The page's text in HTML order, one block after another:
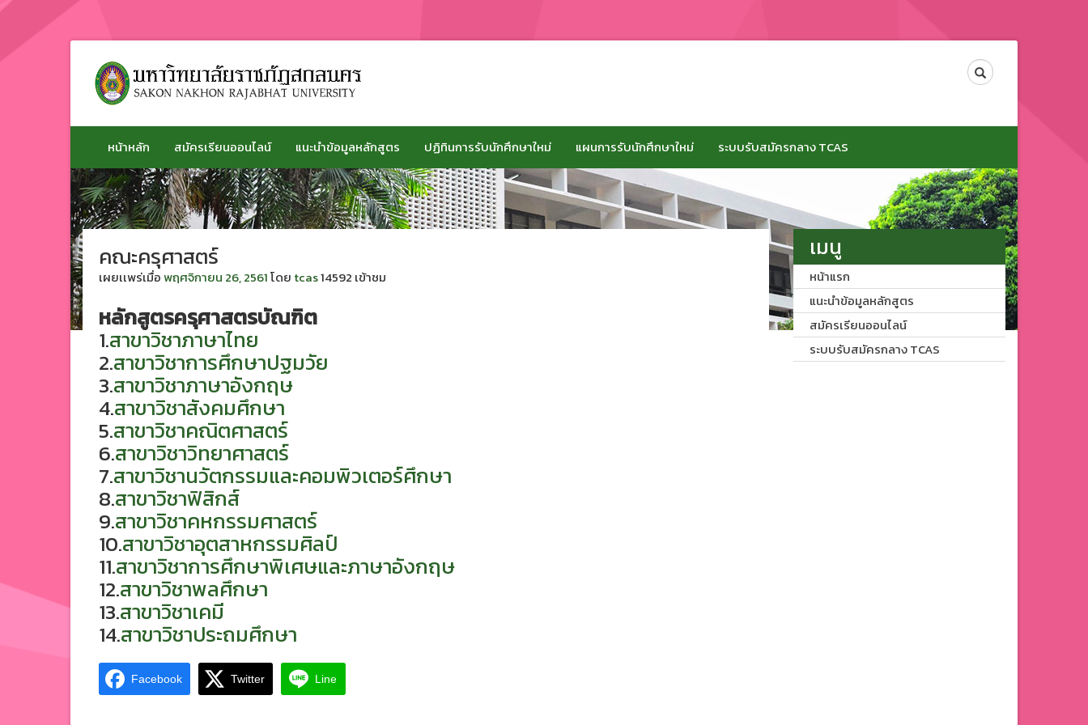
เนื้อหา
Search
หน้าหลัก สมัครเรียนออนไลน์ แนะนำข้อมูลหลักสูตร ปฏิทินการรับนักศึกษาใหม่ แผนการรับนักศึกษาใหม่ ระบบรับสมัครกลาง TCAS
คณะครุศาสตร์
เผยเเพร่เมื่อพฤศจิกายน 26, 2561โดย tcas14592 เข้าชม
หลักสูตรครุศาสตรบัณฑิต
1.สาขาวิชาภาษาไทย
2.สาขาวิชาการศึกษาปฐมวัย
3.สาขาวิชาภาษาอังกฤษ
4.สาขาวิชาสังคมศึกษา
5.สาขาวิชาคณิตศาสตร์
6.สาขาวิชาวิทยาศาสตร์
7.สาขาวิชานวัตกรรมและคอมพิวเตอร์ศึกษา
8.สาขาวิชาฟิสิกส์
9.สาขาวิชาคหกรรมศาสตร์
10.สาขาวิชาอุตสาหกรรมศิลป์
11.สาขาวิชาการศึกษาพิเศษและภาษาอังกฤษ
12.สาขาวิชาพลศึกษา
13.สาขาวิชาเคมี
14.สาขาวิชาประถมศึกษา
Facebook Twitter Line
เมนู
หน้าแรก
แนะนำข้อมูลหลักสูตร
สมัครเรียนออนไลน์
ระบบรับสมัครกลาง TCAS